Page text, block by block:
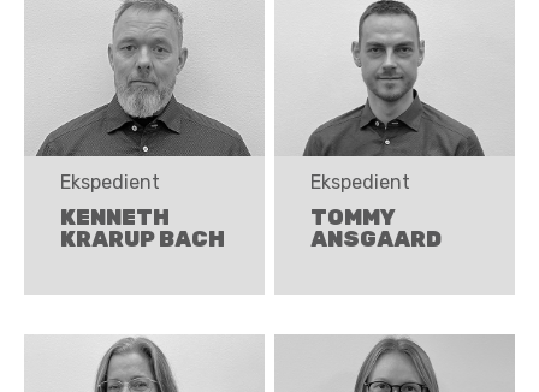
Ekspedient
KENNETH
KRARUP BACH
Ekspedient
TOMMY
ANSGAARD